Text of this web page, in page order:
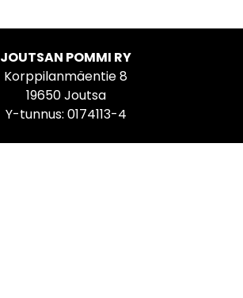
JOUTSAN POMMI RY
Korppilanmäentie 8
19650 Joutsa
Y-tunnus: 0174113-4